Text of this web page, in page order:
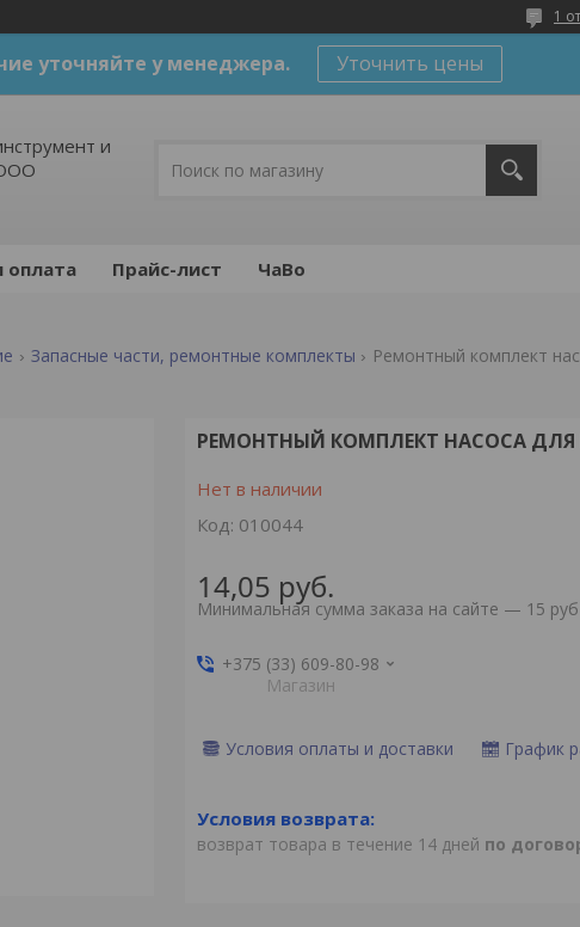
1
уточняйте у менеджера. Уточнить цены
и
оплата Прайс-лист ЧаВо
Запасные части, ремонтные комплекты Ремонтный комплект
РЕМОНТНЫЙ КОМПЛЕКТ НАСОСА ДЛЯ
Нет в наличии
Код: 010044
14,05 руб.
Минимальная сумма заказа на сайте — 15 руб
+375 (33) 609-80-98
Магазин
Условия оплаты и доставки График
возврат товара в течение 14 дней по